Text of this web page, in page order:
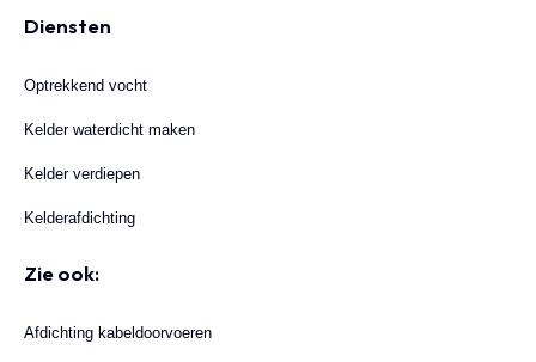
Diensten
Optrekkend vocht
Kelder waterdicht maken
Kelder verdiepen
Kelderafdichting
Zie ook:
Afdichting kabeldoorvoeren